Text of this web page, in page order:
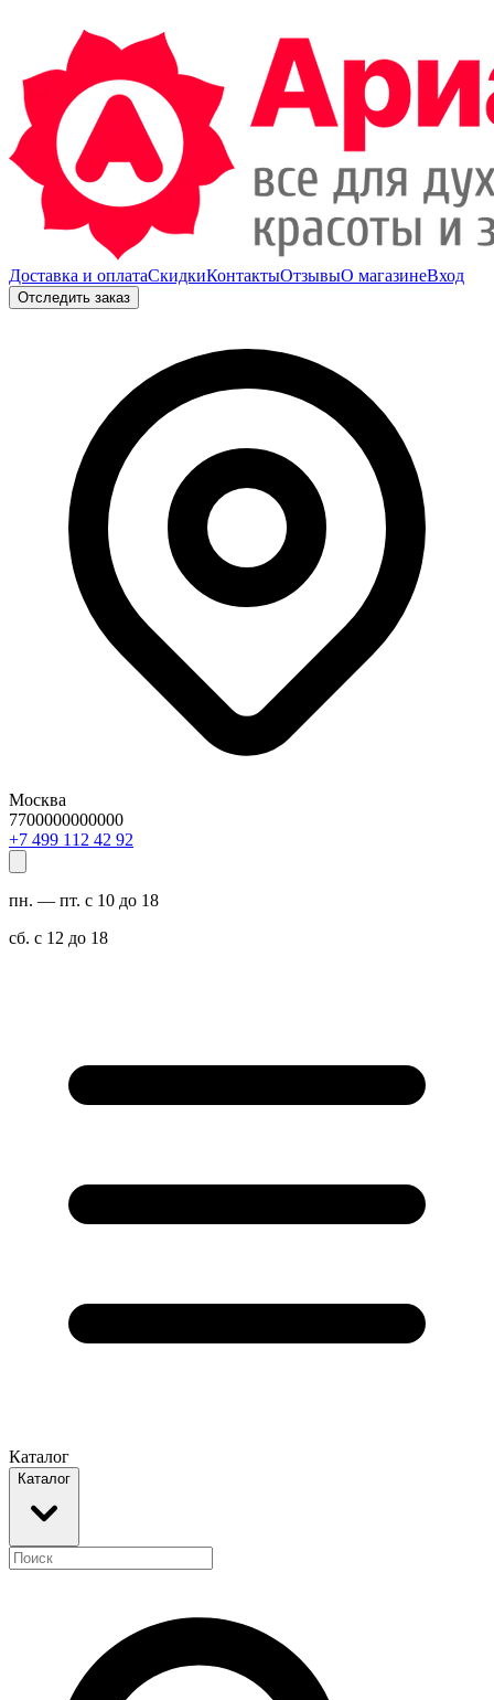
Доставка и оплатаСкидкиКонтактыОтзывыО магазинеВход
Отследить заказ
Москва
7700000000000
29 24 211 994 7+
пн. — пт. с 10 до 18
сб. с 12 до 18
Каталог
Каталог